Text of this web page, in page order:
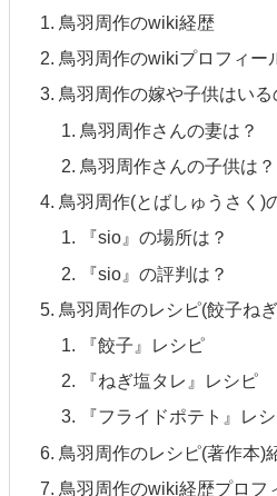
鳥羽周作のwiki経歴
鳥羽周作のwikiプロフィー
鳥羽周作の嫁や子供はい
鳥羽周作さんの妻は？
鳥羽周作さんの子供は？
鳥羽周作(とばしゅうさく)
『sio』の場所は？
『sio』の評判は？
鳥羽周作のレシピ(餃子ね
『餃子』レシピ
『ねぎ塩タレ』レシピ
『フライドポテト』レ
鳥羽周作のレシピ(著作本)
鳥羽周作のwiki経歴プロフ